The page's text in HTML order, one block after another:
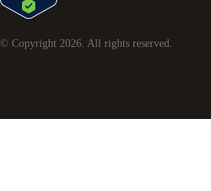
© Copyright 2026 . All rights reserved.